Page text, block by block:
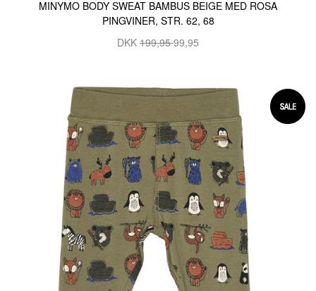
MINYMO BODY SWEAT BAMBUS BEIGE MED ROSA
PINGVINER, STR. 62, 68
DKK 199,9599,95